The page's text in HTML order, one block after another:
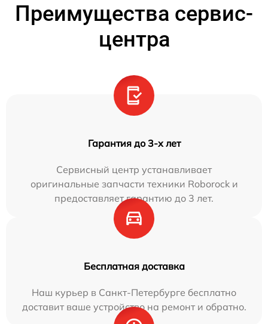
Преимущества сервис-
центра
Гарантия до 3-х лет
Сервисный центр устанавливает
оригинальные запчасти техники Roborock и
предоставляет гарантию до 3 лет.
Бесплатная доставка
Наш курьер в Санкт-Петербурге бесплатно
доставит ваше устройство на ремонт и обратно.